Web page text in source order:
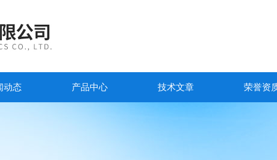
动态 产品中心 技术文章 荣誉资